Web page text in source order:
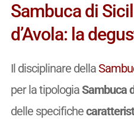
Sambuca di
d’Avola: la
Il disciplinare della
per la tipologiaSambuca
delle specifiche